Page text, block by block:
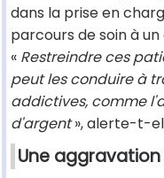
dans la prise en
parcours de soin à
« Restreindre ces
peut les conduire à
addictives, comme
d'argent», alerte-t-
Une